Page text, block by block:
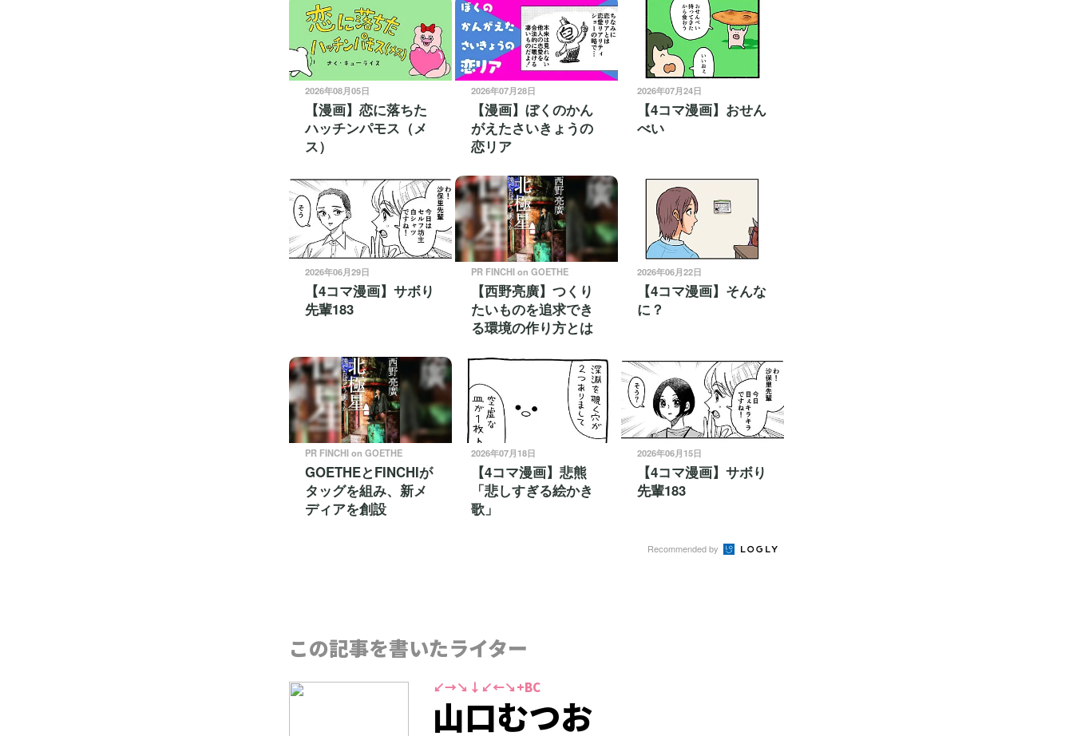
2026年08月05日
【漫画】恋に落ちた
ハッチンパモス（メ
ス）
2026年07月28日
【漫画】ぼくのかん
がえたさいきょうの
恋リア
2026年07月24日
【4コマ漫画】おせん
べい
2026年06月29日
【4コマ漫画】サボり
先輩183
PR FINCHI on GOETHE
【西野亮廣】つくり
たいものを追求でき
る環境の作り方とは
2026年06月22日
【4コマ漫画】そんな
に？
PR FINCHI on GOETHE
GOETHEとFINCHIが
タッグを組み、新メ
ディアを創設
2026年07月18日
【4コマ漫画】悲熊
「悲しすぎる絵かき
歌」
2026年06月15日
【4コマ漫画】サボり
先輩183
Recommended by
この記事を書いたライター
↙→↘↓↙←↘+BC
山口むつお